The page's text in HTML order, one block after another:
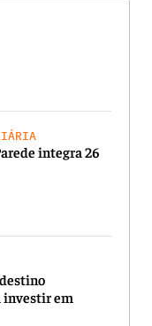
integra 26
investir em